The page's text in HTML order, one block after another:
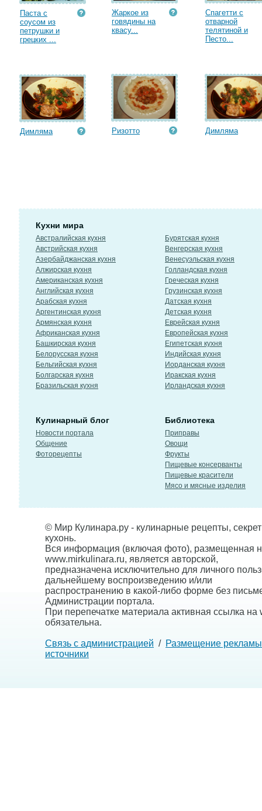
Паста с
соусом из
петрушки и
грецких ...
Жаркое из
говядины на
квасу...
Спагетти с
отварной
телятиной и
Песто...
Димляма Ризотто Димляма
Кухни мира
Австралийская кухня
Австрийская кухня
Азербайджанская кухня
Алжирская кухня
Американская кухня
Английская кухня
Арабская кухня
Аргентинская кухня
Армянская кухня
Африканская кухня
Башкирская кухня
Белорусская кухня
Бельгийская кухня
Болгарская кухня
Бразильская кухня
Бурятская кухня
Венгерская кухня
Венесуэльская кухня
Голландская кухня
Греческая кухня
Грузинская кухня
Датская кухня
Детская кухня
Еврейская кухня
Европейская кухня
Египетская кухня
Индийская кухня
Иорданская кухня
Иракская кухня
Ирландская кухня
Кулинарный блог
Новости портала
Общение
Фоторецепты
Библиотека
Приправы
Овощи
Фрукты
Пищевые консерванты
Пищевые красители
Мясо и мясные изделия
© Мир Кулинара.ру - кулинарные рецепты,
кухонь.
Вся информация (включая фото), размещенная
www.mirkulinara.ru, является авторской,
предназначена исключительно для личного
дальнейшему воспроизведению и/или
распространению в какой-либо форме без
Администрации портала.
При перепечатке материала активная ссылка на
обязательна.
Связь с администрацией / Размещение рекламы
источники